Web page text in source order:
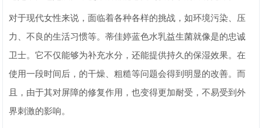
对于现代女性来说，面临着各种各样的挑战，如环境污染、压
力、不良的生活习惯等。蒂佳婷蓝色水乳益生菌就像是的忠诚
卫士。它不仅能够为补充水分，还能提供持久的保湿效果。在
使用一段时间后，的干燥、粗糙等问题会得到明显的改善。而
且，由于其对屏障的修复作用，也变得更加耐受，不易受到外
界刺激的影响。